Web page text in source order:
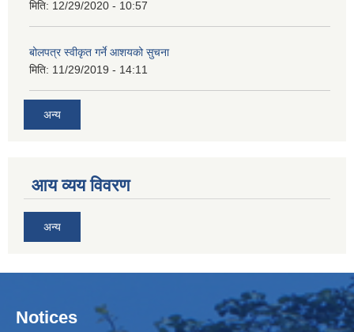
मिति: 12/29/2020 - 10:57
बोलपत्र स्वीकृत गर्ने आशयको सुचना
मिति: 11/29/2019 - 14:11
अन्य
आय व्यय विवरण
अन्य
Notices